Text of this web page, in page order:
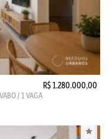
R$ 1.280.000,00
/ 1 VAGA